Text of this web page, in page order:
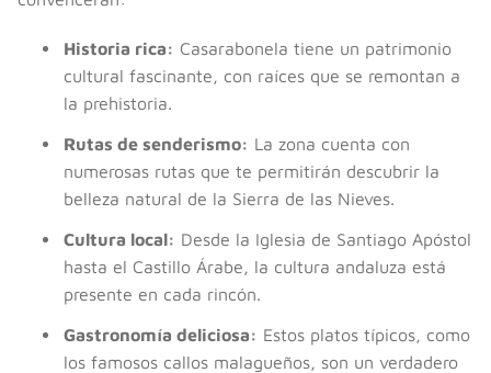
Historia rica: Casarabonela tiene un patrimonio
cultural fascinante, con raíces que se remontan a
la prehistoria.
Rutas de senderismo: La zona cuenta con
numerosas rutas que te permitirán descubrir la
belleza natural de la Sierra de las Nieves.
Cultura local: Desde la Iglesia de Santiago Apóstol
hasta el Castillo Árabe, la cultura andaluza está
presente en cada rincón.
Gastronomía deliciosa: Estos platos típicos, como
los famosos callos malagueños, son un verdadero